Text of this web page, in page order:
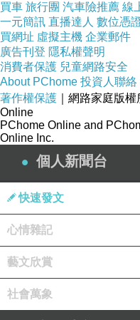
買車 旅行團 汽車險推薦 線
一元簡訊 直播達人 數位憑
買網址 虛擬主機 企業郵件
廣告刊登 隱私權聲明
消費者保護 兒童網路安全
About PChome 投資人聯絡
著作權保護 ｜網路家庭版
Online
PChome Online and
Online Inc.
個人新聞台
快速發文
心情雜記
藝文欣賞
社會萬象